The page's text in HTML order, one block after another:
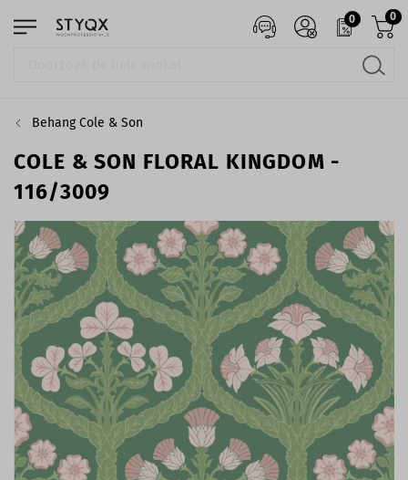
0 0
Behang Cole & Son
COLE & SON FLORAL KINGDOM -
116/3009